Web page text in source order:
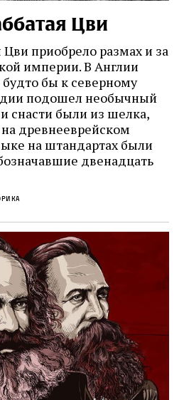
Цви
приобрело размах и за
империи. В Англии
бы к северному
подошел необычный
и снасти были из шелка,
древнееврейском
на штандартах были
двенадцать